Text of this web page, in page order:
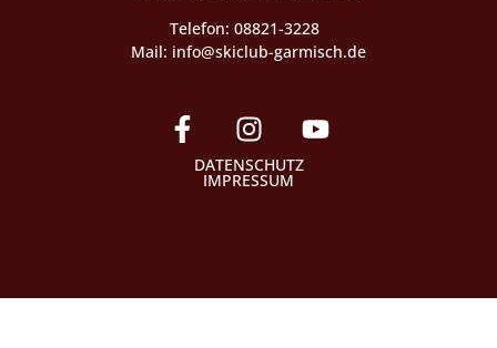
Telefon: 08821-3228
Mail: info@skiclub-garmisch.de
DATENSCHUTZ
IMPRESSUM